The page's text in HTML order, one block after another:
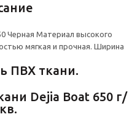
Черная Материал высокого
мягкая и прочная. Ширина
ПВХ ткани.
Dejia Boat 650 г/